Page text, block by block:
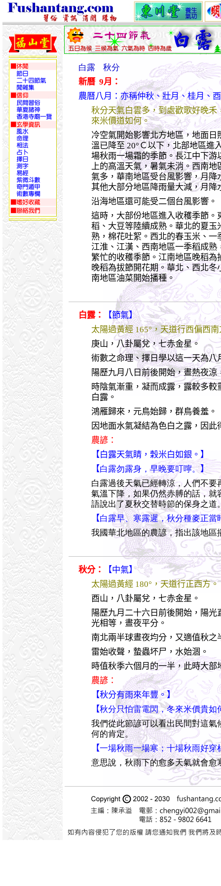
白露 秋分
新曆 9月：
農曆八月：亦稱仲秋、壯月、桂月、
秋分天氣白雲多，到處歡歌好晚禾
來米價道如何。
冷空氣開始影響北方地區，地面日
溫已降至 20°Ｃ以下，北部地區進
場秋雨一場霜的季節。長江中下游
上的高溫天氣，暑氣未消。西南地
氣多，華南地區受台風影響，月降
其他大部分地區降雨量大減，月降
沿海地區還可能受二個台風影響。
這時，大部份地區進入收穫季節。
稻、大豆等陸續成熟。華北的夏玉
熟，棉花吐絮。西北的春玉米、一
江淮、江漢、西南地區一季稻成熟
繁忙的收穫季節。江南地區晚稻為
晚稻為拔節開花期。華北、西北冬
南地區油菜開始播種。
白露：
【節氣】
太陽過黃經 165°，天道行西偏西
庚山，八卦屬兌，七赤金星。
術數之命理、擇日學以這一天為八
陽歷九月八日前後開始，晝熱夜涼
時陰氣漸重，凝而成露，露較多較
白露。
鴻雁歸來，元鳥始歸，群鳥養羞。
因地面水氣凝結為色白之露，因
農諺：
【白露天氣睛，穀米白如銀。】
【白露勿露身，早晚要叮嚀。】
白露過後天氣已經轉涼，人們不要
氣溫下降，如果仍然赤膊的話，就
語說出了夏秋交替時節的保身之道
【白露早、寒露遲，秋分種麥正當
我國華北地區的農諺，指出該地區
秋分：
【中氣】
太陽過黃經 180°，天道行正西方。
酉山，八卦屬兌，七赤金星。
陽歷九月二十六日前後開始，陽
光相等，晝夜平分。
南北兩半球晝夜均分，又適值秋之
雷始收聲，蟄蟲坏尸，水始涸。
時值秋季六個月的一半，此時大部
農諺：
【秋分有雨來年豐。】
【秋分只怕雷電閃，冬來米價貴如
我們從此節諺可以看出民間對這氣
何的肯定。
【一場秋雨一場寒；十場秋雨好穿
意思說，秋雨下的愈多天氣就會愈